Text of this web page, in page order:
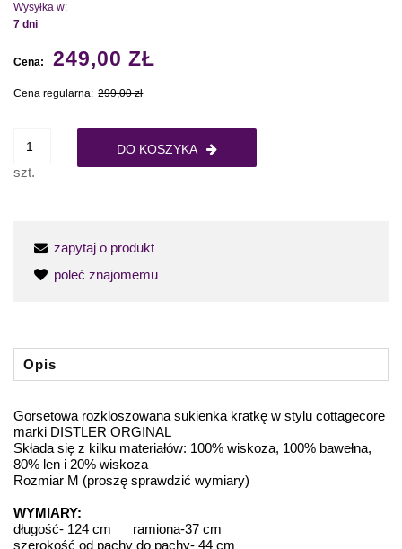
Wysyłka w:
7 dni
Cena: 249,00 ZŁ
Cena regularna: 299,00 zł
szt.
DO KOSZYKA
zapytaj o produkt
poleć znajomemu
Opis
Gorsetowa rozkloszowana sukienka kratkę w stylu cottagecore
marki DISTLER ORGINAL
Składa się z kilku materiałów: 100% wiskoza, 100% bawełna,
80% len i 20% wiskoza
Rozmiar M (proszę sprawdzić wymiary)
WYMIARY:
długość- 124 cm ramiona-37 cm
szerokość od pachy do pachy- 44 cm